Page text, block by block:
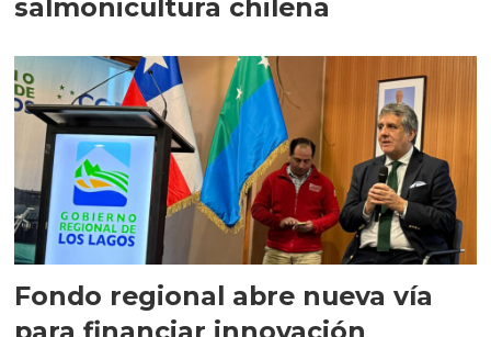
salmonicultura chilena
Fondo regional abre nueva vía